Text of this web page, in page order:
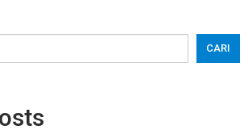
CARI